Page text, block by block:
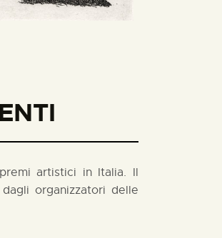
artistici in Italia. Il
organizzatori delle